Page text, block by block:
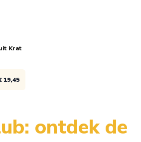
Krat
19,45
ontdek de